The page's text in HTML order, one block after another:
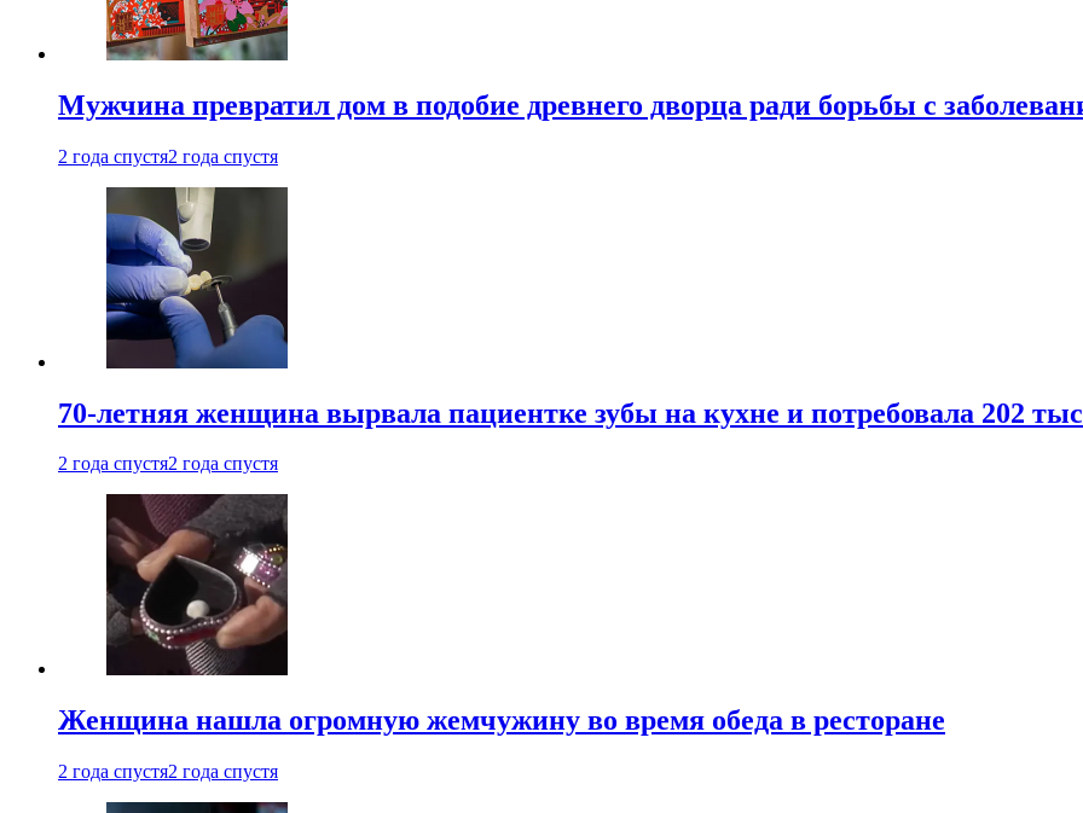
Мужчина превратил дом в подобие древнего дворца ради борьбы с
2 года спустя2 года спустя
70-летняя женщина вырвала пациентке зубы на кухне и потребовала 202
2 года спустя2 года спустя
Женщина нашла огромную жемчужину во время обеда в ресторане
2 года спустя2 года спустя